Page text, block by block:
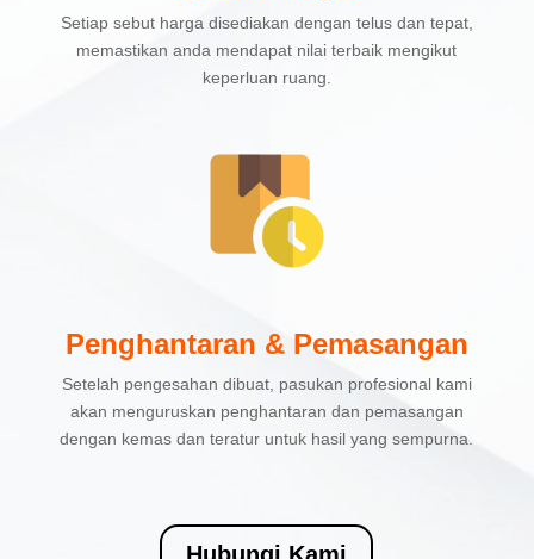
Setiap sebut harga disediakan dengan telus dan tepat,
memastikan anda mendapat nilai terbaik mengikut
keperluan ruang.
Penghantaran & Pemasangan
Setelah pengesahan dibuat, pasukan profesional kami
akan menguruskan penghantaran dan pemasangan
dengan kemas dan teratur untuk hasil yang sempurna.